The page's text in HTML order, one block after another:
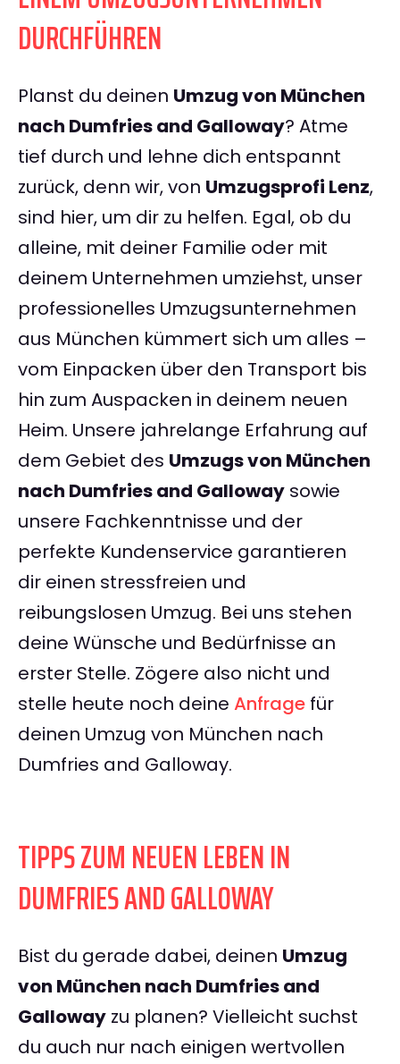
DURCHFÜHREN
Planst du deinen Umzug von München
nach Dumfries and Galloway? Atme
tief durch und lehne dich entspannt
zurück, denn wir, von Umzugsprofi Lenz,
sind hier, um dir zu helfen. Egal, ob du
alleine, mit deiner Familie oder mit
deinem Unternehmen umziehst, unser
professionelles Umzugsunternehmen
aus München kümmert sich um alles –
vom Einpacken über den Transport bis
hin zum Auspacken in deinem neuen
Heim. Unsere jahrelange Erfahrung auf
dem Gebiet des Umzugs von München
nach Dumfries and Galloway sowie
unsere Fachkenntnisse und der
perfekte Kundenservice garantieren
dir einen stressfreien und
reibungslosen Umzug. Bei uns stehen
deine Wünsche und Bedürfnisse an
erster Stelle. Zögere also nicht und
stelle heute noch deine Anfrage für
deinen Umzug von München nach
Dumfries and Galloway.
TIPPS ZUM NEUEN LEBEN IN
DUMFRIES AND GALLOWAY
Bist du gerade dabei, deinen Umzug
von München nach Dumfries and
Galloway zu planen? Vielleicht suchst
du auch nur nach einigen wertvollen